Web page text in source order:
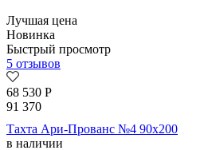
Лучшая цена
Новинка
Быстрый просмотр
5 отзывов
68 530 Р
91 370
Тахта Ари-Прованс №4 90х200
в наличии